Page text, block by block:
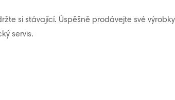
si stávající. Úspěšně prodávejte své
servis.